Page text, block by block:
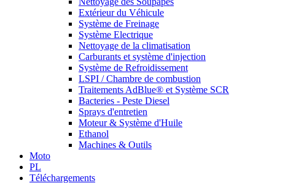
Extérieur du Véhicule
Système de Freinage
Système Electrique
Nettoyage de la climatisation
Carburants et système d'injection
Système de Refroidissement
LSPI / Chambre de combustion
Traitements AdBlue® et Système SCR
Bacteries - Peste Diesel
Sprays d'entretien
Moteur & Système d'Huile
Ethanol
Machines & Outils
Moto
PL
Téléchargements